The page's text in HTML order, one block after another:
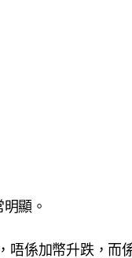
顯。
唔係加幣升跌，而